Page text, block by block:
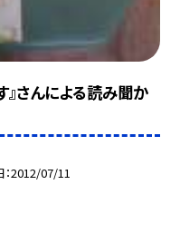
』さんによる読み聞か
2012/07/11